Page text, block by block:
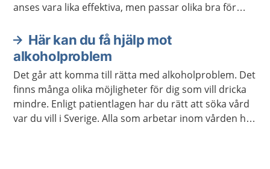
anses vara lika effektiva, men passar olika bra för
En del får bra stöd i självhjälpsgrupper.
Här kan du få hjälp mot
alkoholproblem
Det går att komma till rätta med alkoholproblem. Det
finns många olika möjligheter för dig som vill dricka
mindre. Enligt patientlagen har du rätt att söka vård
var du vill i Sverige. Alla som arbetar inom vården har